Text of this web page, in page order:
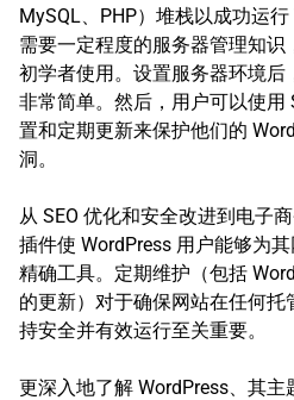
MySQL、PHP）堆栈以成功运
需要一定程度的服务器管理知
初学者使用。设置服务器环境后
非常简单。然后，用户可以使用
置和定期更新来保护他们的
洞。
从 SEO 优化和安全改进到电子
插件使 WordPress 用户能够为
精确工具。定期维护（包括
的更新）对于确保网站在任何托
持安全并有效运行至关重要。
更深入地了解 WordPress、其